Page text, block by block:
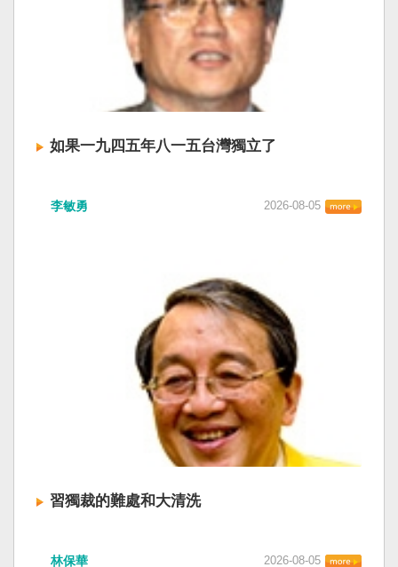
如果一九四五年八一五台灣獨立了
李敏勇 2026-08-05
習獨裁的難處和大清洗
林保華 2026-08-05